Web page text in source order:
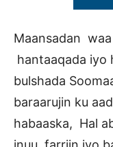
Maansadan
hantaaqada iyo
bulshada
baraarujin ku
habaaska, Hal